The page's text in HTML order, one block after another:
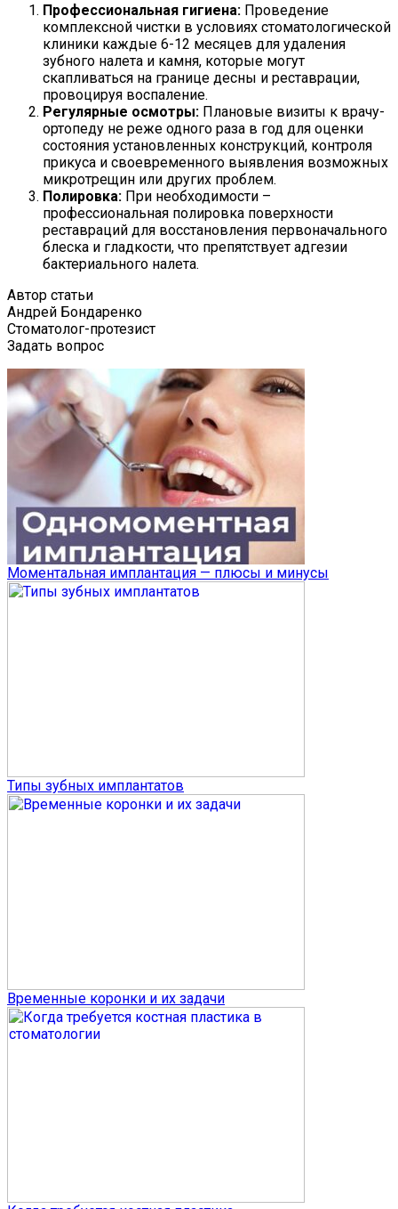
Профессиональная гигиена: Проведение
комплексной чистки в условиях стоматологической
клиники каждые 6-12 месяцев для удаления
зубного налета и камня, которые могут
скапливаться на границе десны и реставрации,
провоцируя воспаление.
Регулярные осмотры: Плановые визиты к врачу-
ортопеду не реже одного раза в год для оценки
состояния установленных конструкций, контроля
прикуса и своевременного выявления возможных
микротрещин или других проблем.
Полировка: При необходимости –
профессиональная полировка поверхности
реставраций для восстановления первоначального
блеска и гладкости, что препятствует адгезии
бактериального налета.
Автор статьи
Андрей Бондаренко
Стоматолог-протезист
Задать вопрос
Моментальная имплантация — плюсы и минусы
Типы зубных имплантатов
Временные коронки и их задачи